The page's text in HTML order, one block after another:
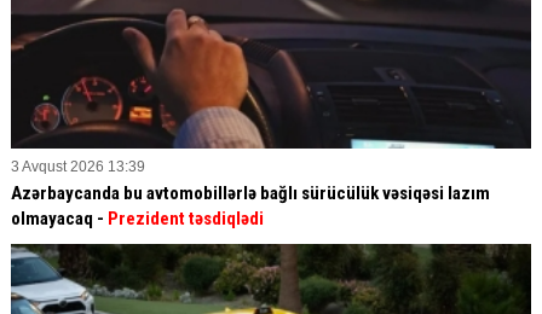
3 Avqust 2026 13:39
Azərbaycanda bu avtomobillərlə bağlı sürücülük vəsiqəsi lazım
olmayacaq - Prezident təsdiqlədi